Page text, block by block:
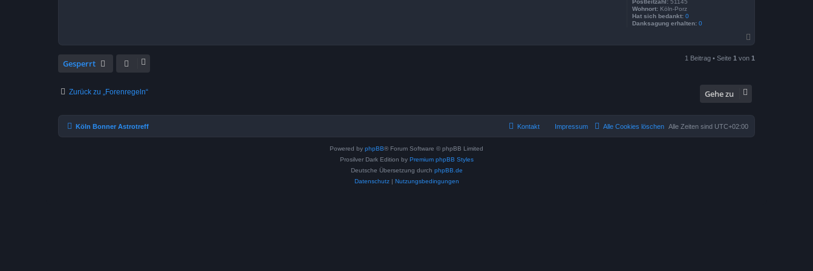
Postleitzahl: 51145
Wohnort: Köln-Porz
Hat sich bedankt: 0
Danksagung erhalten: 0
a
h
Gesperrt 1 Beitrag • Seite 1 von 1
Zurück zu „Forenregeln“ Gehe zu
Köln Bonner Astrotreff Alle Zeiten sind UTC+02:00
Alle Cookies löschen
Impressum
Kontakt
Powered by phpBB® Forum Software © phpBB Limited
Prosilver Dark Edition by Premium phpBB Styles
Deutsche Übersetzung durch phpBB.de
Datenschutz| Nutzungsbedingungen